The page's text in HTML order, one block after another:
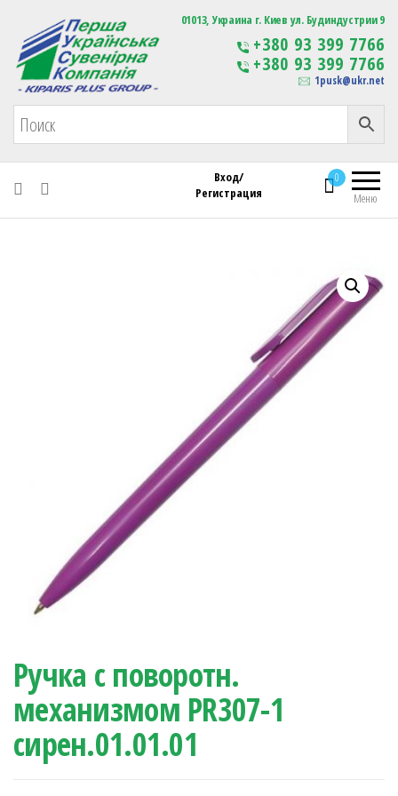
Первая Украинская Сувенирная Компания Изготовление
сувенирной продукции
с логотипом
01013, Украина г. Киев ул. Будиндустрии 9
+380 93 399 7766
+380 93 399 7766
1pusk@ukr.net
Меню
0
Вход/
Регистрация
Ручка с поворотн.
механизмом PR307-1
сирен.01.01.01